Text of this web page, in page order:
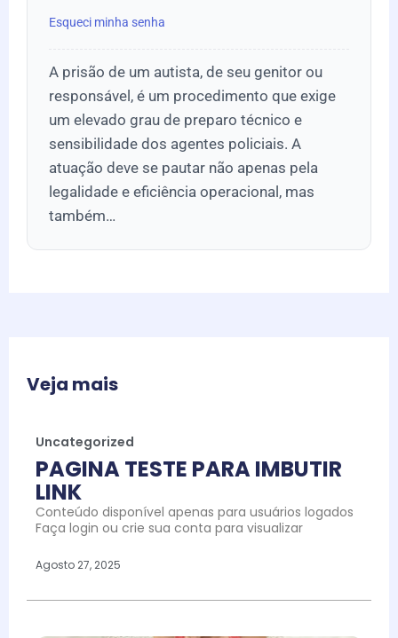
Esqueci minha senha
A prisão de um autista, de seu genitor ou
responsável, é um procedimento que exige
um elevado grau de preparo técnico e
sensibilidade dos agentes policiais. A
atuação deve se pautar não apenas pela
legalidade e eficiência operacional, mas
também…
Veja mais
Uncategorized
PAGINA TESTE PARA IMBUTIR
LINK
Conteúdo disponível apenas para usuários logados
Faça login ou crie sua conta para visualizar
Agosto 27, 2025